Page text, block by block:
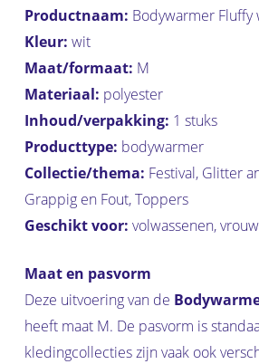
Productnaam: Bodywarmer Fluffy
Kleur: wit
Maat/formaat: M
Materiaal: polyester
Inhoud/verpakking: 1 stuks
Producttype: bodywarmer
Collectie/thema: Festival, Glitter
Grappig en Fout, Toppers
Geschikt voor: volwassenen,
Maat en pasvorm
Deze uitvoering van de
heeft maat M. De pasvorm is
kledingcollecties zijn vaak ook